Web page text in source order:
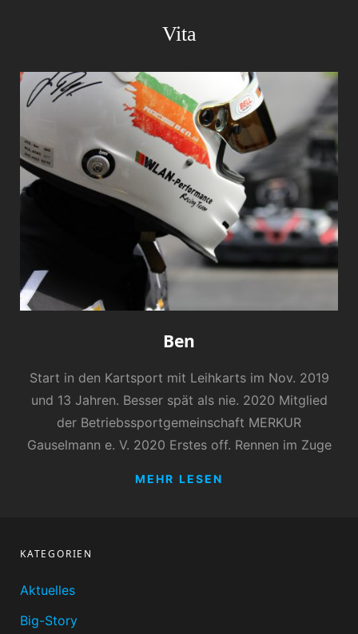
Vita
Ben
Start in den Kartsport mit Leihkarts im Nov. 2019
und 13 Jahren. Besser spät als nie. 2020 Mitglied
der Betriebssportgemeinschaft MERKUR
Gauselmann e. V. 2020 Erstes off. Rennen im Zuge
MEHR LESEN
KATEGORIEN
Aktuelles
Big-Story